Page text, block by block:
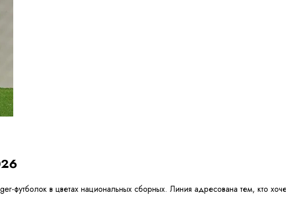
футболок в цветах национальных сборных. Линия адресована тем, кто